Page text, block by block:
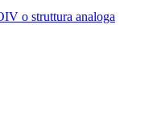
o struttura analoga